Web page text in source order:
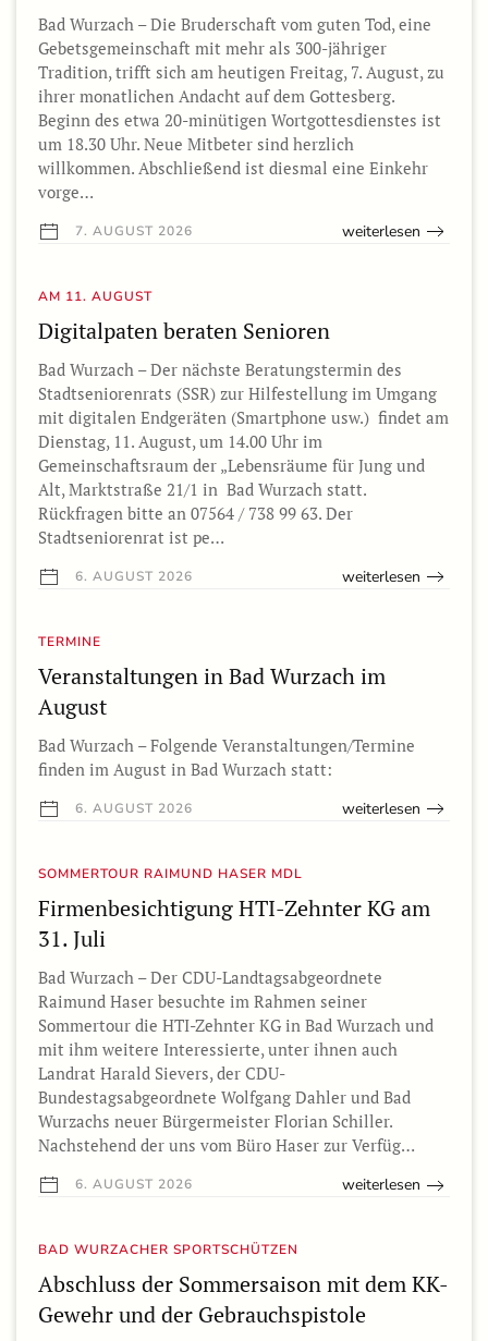
Bad Wurzach – Die Bruderschaft vom guten Tod, eine
Gebetsgemeinschaft mit mehr als 300-jähriger
Tradition, trifft sich am heutigen Freitag, 7. August, zu
ihrer monatlichen Andacht auf dem Gottesberg.
Beginn des etwa 20-minütigen Wortgottesdienstes ist
um 18.30 Uhr. Neue Mitbeter sind herzlich
willkommen. Abschließend ist diesmal eine Einkehr
vorge…
7. AUGUST 2026 weiterlesen
AM 11. AUGUST
Digitalpaten beraten Senioren
Bad Wurzach – Der nächste Beratungstermin des
Stadtseniorenrats (SSR) zur Hilfestellung im Umgang
mit digitalen Endgeräten (Smartphone usw.) findet am
Dienstag, 11. August, um 14.00 Uhr im
Gemeinschaftsraum der „Lebensräume für Jung und
Alt, Marktstraße 21/1 in Bad Wurzach statt.
Rückfragen bitte an 07564 / 738 99 63. Der
Stadtseniorenrat ist pe…
6. AUGUST 2026 weiterlesen
TERMINE
Veranstaltungen in Bad Wurzach im
August
Bad Wurzach – Folgende Veranstaltungen/Termine
finden im August in Bad Wurzach statt:
6. AUGUST 2026 weiterlesen
SOMMERTOUR RAIMUND HASER MDL
Firmenbesichtigung HTI-Zehnter KG am
31. Juli
Bad Wurzach – Der CDU-Landtagsabgeordnete
Raimund Haser besuchte im Rahmen seiner
Sommertour die HTI-Zehnter KG in Bad Wurzach und
mit ihm weitere Interessierte, unter ihnen auch
Landrat Harald Sievers, der CDU-
Bundestagsabgeordnete Wolfgang Dahler und Bad
Wurzachs neuer Bürgermeister Florian Schiller.
Nachstehend der uns vom Büro Haser zur Verfüg…
6. AUGUST 2026 weiterlesen
BAD WURZACHER SPORTSCHÜTZEN
Abschluss der Sommersaison mit dem KK-
Gewehr und der Gebrauchspistole